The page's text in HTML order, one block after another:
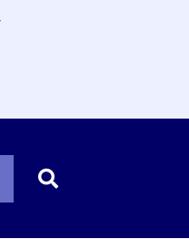
Buscar